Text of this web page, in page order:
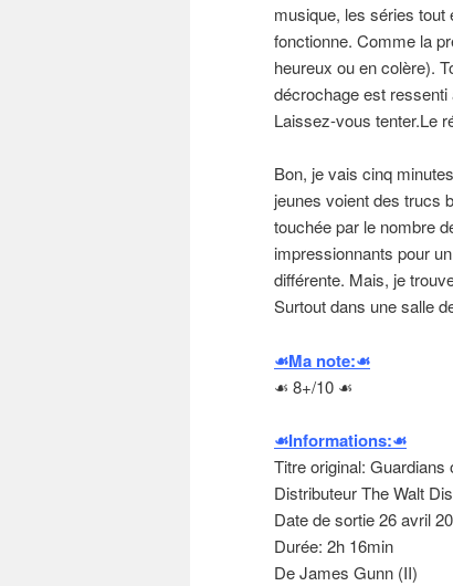
musique, les séries tout
fonctionne. Comme la
heureux ou en colère).
décrochage est ressenti
Laissez-vous tenter.Le
Bon, je vais cinq
jeunes voient des trucs
touchée par le nombre
impressionnants pour
différente. Mais, je
Surtout dans une salle
☙Ma note:☙
☙ 8+/10 ☙
☙Informations:☙
Titre original: Guardians
Distributeur The Walt
Date de sortie 26 avril
Durée: 2h 16min
De James Gunn (II)